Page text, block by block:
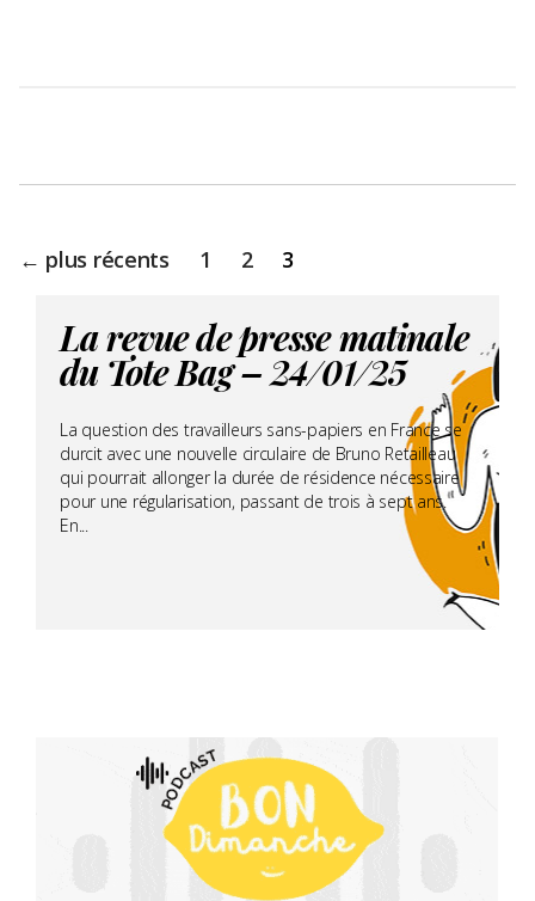
Pagination
des
publications
← plus récents 1 2 3
La revue de presse matinale
du Tote Bag – 24/01/25
La question des travailleurs sans-papiers en France se
durcit avec une nouvelle circulaire de Bruno Retailleau
qui pourrait allonger la durée de résidence nécessaire
pour une régularisation, passant de trois à sept ans.
En...